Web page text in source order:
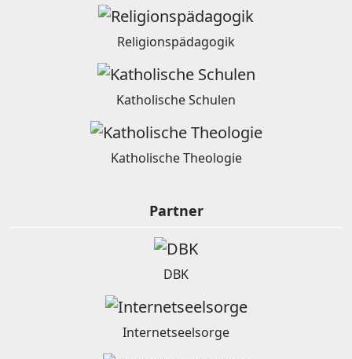
Religionspädagogik
Katholische Schulen
Katholische Theologie
Partner
DBK
Internetseelsorge